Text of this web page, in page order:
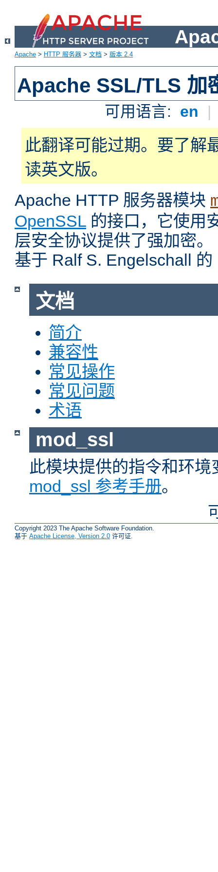
Apache > HTTP 服务器 > 文档 > 版本 2.4
Apache SSL/TLS 加
可用语言: en |
此翻译可能过期。要了解
读英文版。
Apache HTTP 服务器模块
OpenSSL 的接口，它使用
层安全协议提供了强加密
基于 Ralf S. Engelschall
文档
简介
兼容性
常见操作
常见问题
术语
mod_ssl
此模块提供的指令和环
mod_ssl 参考手册。
Copyright 2023 The Apache Software Foundation.
基于 Apache License, Version 2.0 许可证.